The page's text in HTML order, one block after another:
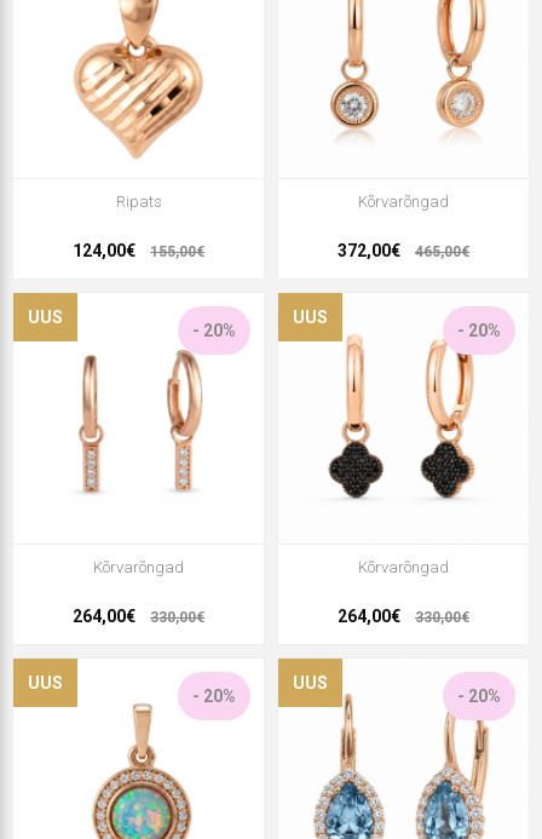
Ripats
124,00€ 155,00€
Kõrvarõngad
372,00€ 465,00€
- 20%
UUS
Kõrvarõngad
264,00€ 330,00€
- 20%
UUS
Kõrvarõngad
264,00€ 330,00€
- 20%
UUS
- 20%
UUS